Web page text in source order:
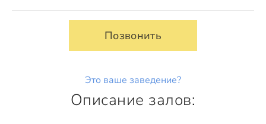
Позвонить
Это ваше заведение?
Описание залов: